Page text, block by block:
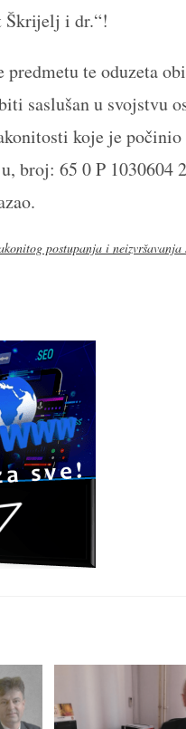
Škrijelj i dr.“!
te oduzeta
saslušan u svojstvu
koje je
broj: 65 0 P 1030604
postupanja i neizvršavanja